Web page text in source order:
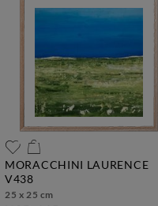
MORACCHINI LAURENCE
v438
25 x 25 cm